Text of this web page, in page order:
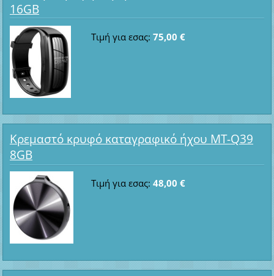
16GB
Τιμή για εσας: 75,00 €
Κρεμαστό κρυφό καταγραφικό ήχου MT-Q39
8GB
Τιμή για εσας: 48,00 €